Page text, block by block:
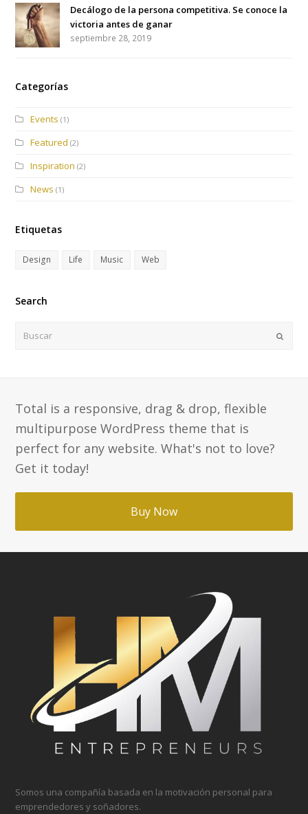
Decálogo de la persona competitiva. Se conoce la
victoria antes de ganar
septiembre 28, 2019
Categorías
Events (1)
Featured (2)
Inspiration (2)
News (1)
Etiquetas
Design Life Music Web
Search
Total is a responsive, drag & drop, flexible
multipurpose WordPress theme that is
perfect for any website. What's not to love?
Get it today!
Buy Now
Somos una compañía basada en la motivación personal para
emprendedores y soñadores.